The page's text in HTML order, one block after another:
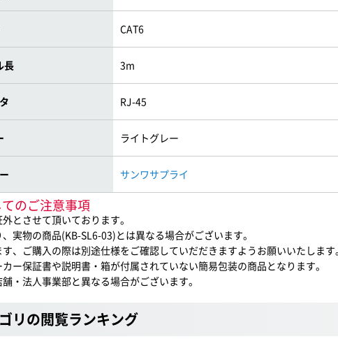
CAT6
長 3m
RJ-45
ライトグレー
サンワサプライ
のご注意事項
とさせて頂いております。
実物の商品(KB-SL6-03)とは異なる場合がございます。
、ご購入の際は別途仕様をご確認していだだきますようお願いいたします。
ー保証書や説明書・箱が付属されていない簡易包装の商品となります。
・法人事業部と異なる場合がございます。
リの閲覧ランキング